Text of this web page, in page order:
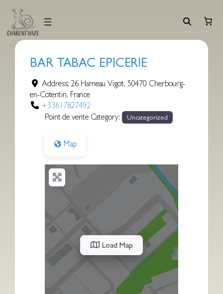
contenu
BAR TABAC EPICERIE
Address: 26 Hameau Vigot, 50470 Cherbourg-
en-Cotentin, France
+33617827492
Point de vente Category:
Uncategorized
Map
Load Map